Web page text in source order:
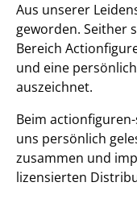
Aus unserer
geworden. Seither
Bereich
und eine
auszeichnet.
Beim
uns persönlich
zusammen und
lizensierten